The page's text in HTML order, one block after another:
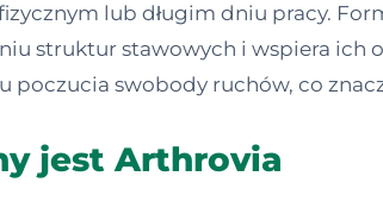
lub długim dniu pracy.
struktur stawowych i wspiera ich
swobody ruchów, co
jest Arthrovia